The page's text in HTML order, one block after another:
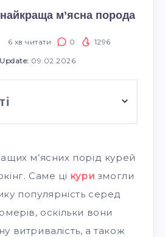
м’ясна порода
6 хв читати 0 1296
09.02.2026
м’ясних порід курей
Саме ці кури змогли
популярність серед
оскільки вони
витривалість, а також